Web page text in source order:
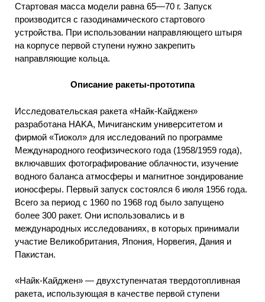
Стартовая масса модели равна 65—70 г. Запуск
производится с газодинамического стартового
устройства. При использовании направляющего штыря
на корпусе первой ступени нужно закрепить
направляющие кольца.
Описание ракеты-прототипа
Исследовательская ракета «Найк-Кайджен»
разработана HAKA, Мичиганским университетом и
фирмой «Тиокол» для исследований по программе
Международного геофизического года (1958/1959 года),
включавших фотографирование облачности, изучение
водного баланса атмосферы и магнитное зондирование
ионосферы. Первый запуск состоялся 6 июля 1956 года.
Всего за период с 1960 по 1968 год было запущено
более 300 ракет. Они использовались и в
международных исследованиях, в которых принимали
участие Великобритания, Япония, Норвегия, Дания и
Пакистан.
«Найк-Кайджен» — двухступенчатая твердотопливная
ракета, использующая в качестве первой ступени